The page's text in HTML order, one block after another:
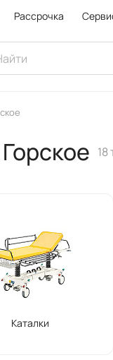
Рассрочка
18
Каталки